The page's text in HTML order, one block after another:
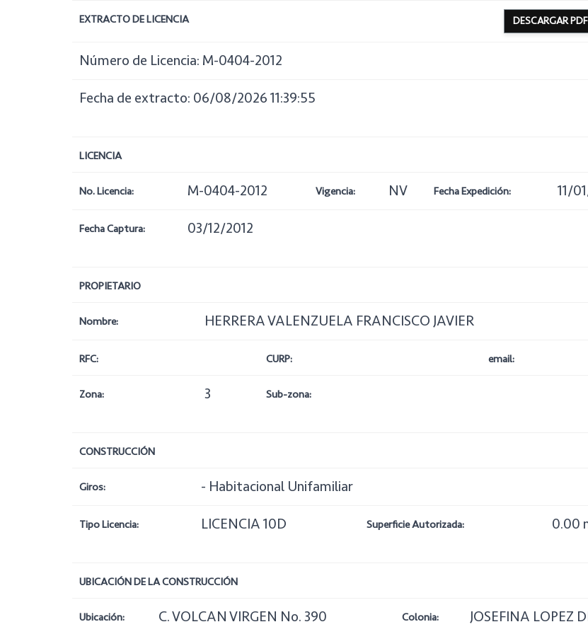
EXTRACTO DE LICENCIA DESCARGAR PDF
Número de Licencia: M-0404-2012
Fecha de extracto: 06/08/2026 11:39:55
LICENCIA
No. Licencia: M-0404-2012 Vigencia: NV Fecha Expedición: 11/
Fecha Captura: 03/12/2012
PROPIETARIO
Nombre: HERRERA VALENZUELA FRANCISCO JAVIER
RFC: CURP: email:
Zona: 3 Sub-zona:
CONSTRUCCIÓN
Giros: - Habitacional Unifamiliar
Tipo Licencia: LICENCIA 10D Superficie Autorizada: 0.00
UBICACIÓN DE LA CONSTRUCCIÓN
Ubicación: C. VOLCAN VIRGEN No. 390 Colonia: JOSEFINA LOPEZ